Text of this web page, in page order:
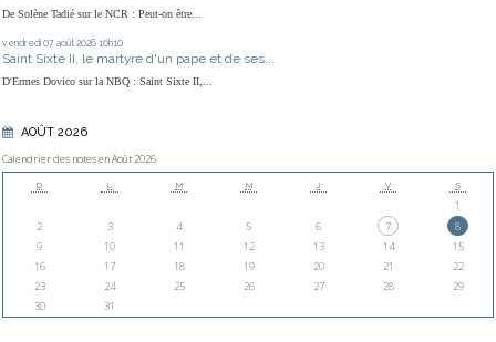
De Solène Tadié sur le NCR : Peut-on être...
vendredi 07 août 2026 10h10
Saint Sixte II, le martyre d'un pape et de ses...
D'Ermes Dovico sur la NBQ : Saint Sixte II,...
AOÛT 2026
Calendrier des notes en Août 2026
D L M M J V S
1
2
3 4 5 6 7
8
9
10 11 12 13 14
15
16
17 18 19 20 21
22
23
24 25 26 27 28
29
30
31